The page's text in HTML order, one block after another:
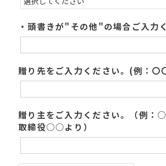
・頭書きが"その他"の場合ご入力
贈り先をご入力ください。(例：
贈り主をご入力ください。（例
取締役○○より）